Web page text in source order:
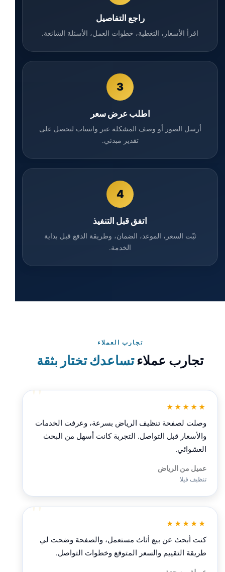
راجع التفاصيل
اقرأ الأسعار، التغطية، خطوات العمل، الأسئلة الشائعة.
3
اطلب عرض سعر
أرسل الصور أو وصف المشكلة عبر واتساب لتحصل على
تقدير مبدئي.
4
اتفق قبل التنفيذ
ثبّت السعر، الموعد، الضمان، وطريقة الدفع قبل بداية
الخدمة.
تجارب العملاء
تجارب عملاءتساعدك تختار بثقة
★★★★★
وصلت لصفحة تنظيف الرياض بسرعة، وعرفت الخدمات
والأسعار قبل التواصل. التجربة كانت أسهل من البحث
العشوائي.
عميل من الرياض
تنظيف فيلا
★★★★★
كنت أبحث عن بيع أثاث مستعمل، والصفحة وضحت لي
طريقة التقييم والسعر المتوقع وخطوات التواصل.